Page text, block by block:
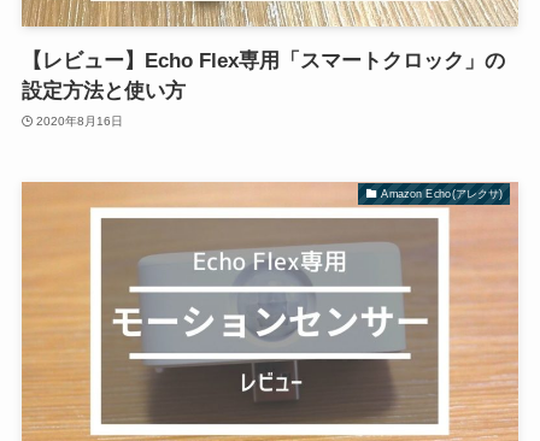
【レビュー】Echo Flex専用「スマートクロック」の
設定方法と使い方
2020年8月16日
Amazon Echo(アレクサ)